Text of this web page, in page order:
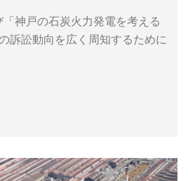
神戸の石炭火力発電を考える
訴訟動向を広く周知するために